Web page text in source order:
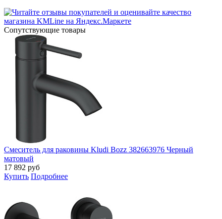
Cопутствующие товары
Смеситель для раковины Kludi Bozz 382663976 Черный
матовый
17 892 руб
Купить Подробнее